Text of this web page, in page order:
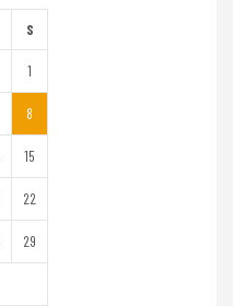
S
1
8
15
22
29